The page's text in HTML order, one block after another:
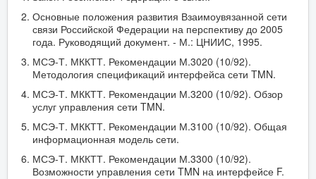
Основные положения развития Взаимоувязанной сети
связи Российской Федерации на перспективу до 2005
года. Руководящий документ. - М.: ЦНИИС, 1995.
МСЭ-Т. МККТТ. Рекомендации М.3020 (10/92).
Методология спецификаций интерфейса сети TMN.
МСЭ-Т. МККТТ. Рекомендации М.3200 (10/92). Обзор
услуг управления сети TMN.
МСЭ-Т. МККТТ. Рекомендации М.3100 (10/92). Общая
информационная модель сети.
МСЭ-Т. МККТТ. Рекомендации М.3300 (10/92).
Возможности управления сети TMN на интерфейсе F.